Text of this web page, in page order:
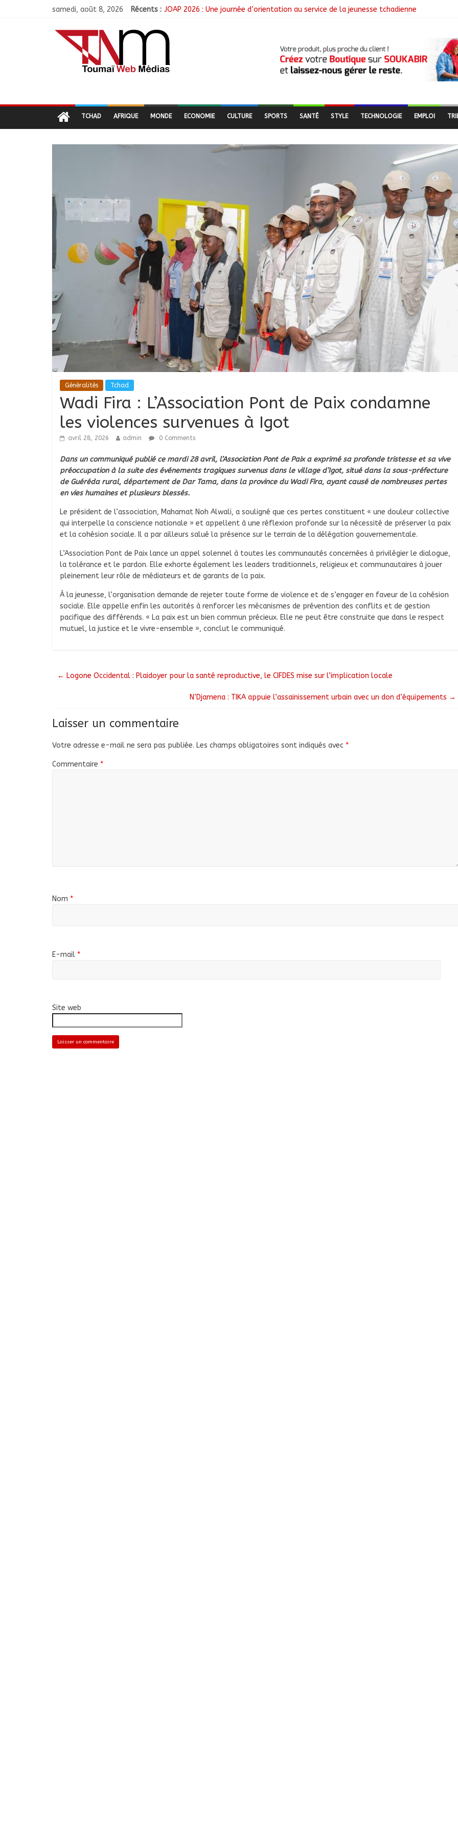
samedi, août 8, 2026 Récents : JOAP 2026 : Une journée d’orientation au service de la jeunesse tchadienne
Sarh : Prière et engagement citoyen au cœur d’une mobilisation religieuse
Politique : Le RPC lance l’opération de dépôt des demandes de cartes d’adhésion
TCHAD AFRIQUE MONDE ECONOMIE CULTURE SPORTS SANTÉ STYLE TECHNOLOGIE EMPLOI
Généralités Tchad
Wadi Fira : L’Association Pont de Paix condamne
les violences survenues à Igot
avril 28, 2026 admin 0 Comments
Dans un communiqué publié ce mardi 28 avril, l’Association Pont de Paix a exprimé sa profonde tristesse et sa vive
préoccupation à la suite des événements tragiques survenus dans le village d’Igot, situé dans la sous-préfecture
de Guéréda rural, département de Dar Tama, dans la province du Wadi Fira, ayant causé de nombreuses pertes
en vies humaines et plusieurs blessés.
Le président de l’association, Mahamat Noh Alwali, a souligné que ces pertes constituent « une douleur collective
qui interpelle la conscience nationale » et appellent à une réflexion profonde sur la nécessité de préserver la paix
et la cohésion sociale. Il a par ailleurs salué la présence sur le terrain de la délégation gouvernementale.
L’Association Pont de Paix lance un appel solennel à toutes les communautés concernées à privilégier le dialogue,
la tolérance et le pardon. Elle exhorte également les leaders traditionnels, religieux et communautaires à jouer
pleinement leur rôle de médiateurs et de garants de la paix.
À la jeunesse, l’organisation demande de rejeter toute forme de violence et de s’engager en faveur de la cohésion
sociale. Elle appelle enfin les autorités à renforcer les mécanismes de prévention des conflits et de gestion
pacifique des différends. « La paix est un bien commun précieux. Elle ne peut être construite que dans le respect
mutuel, la justice et le vivre-ensemble », conclut le communiqué.
← Logone Occidental : Plaidoyer pour la santé reproductive, le CIFDES mise sur l’implication locale
N’Djamena : TIKA appuie l’assainissement urbain avec un don d’équipements →
Laisser un commentaire
Votre adresse e-mail ne sera pas publiée. Les champs obligatoires sont indiqués avec *
Commentaire *
Nom *
E-mail *
Site web